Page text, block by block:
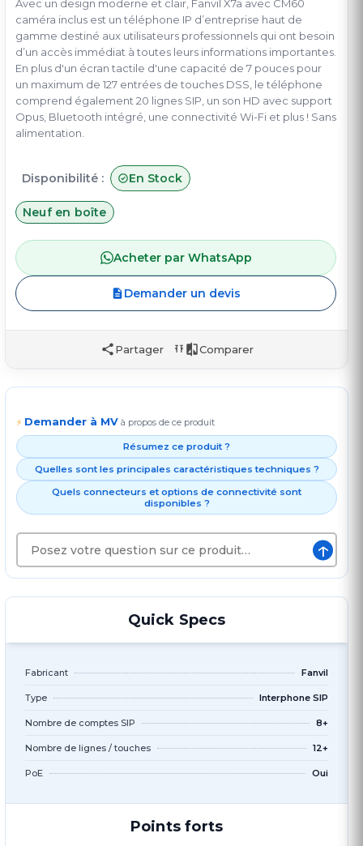
Avec un design moderne et clair, Fanvil X7a avec CM60
caméra inclus est un téléphone IP d’entreprise haut de
gamme destiné aux utilisateurs professionnels qui ont besoin
d’un accès immédiat à toutes leurs informations importantes.
En plus d'un écran tactile d'une capacité de 7 pouces pour
un maximum de 127 entrées de touches DSS, le téléphone
comprend également 20 lignes SIP, un son HD avec support
Opus, Bluetooth intégré, une connectivité Wi-Fi et plus ! Sans
alimentation.
Disponibilité : En Stock
Neuf en boîte
Acheter par WhatsApp
Demander un devis
Partager Comparer
⚡ Demander à MV à propos de ce produit
Résumez ce produit ?
Quelles sont les principales caractéristiques techniques ?
Quels connecteurs et options de connectivité sont
disponibles ?
↑
Quick Specs
Fabricant Fanvil
Type Interphone SIP
Nombre de comptes SIP 8+
Nombre de lignes / touches 12+
PoE Oui
Points forts